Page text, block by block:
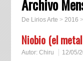
Archivo
De Lirios Arte > 2016 >
Niobio (el
Autor: Chiru 12/05/